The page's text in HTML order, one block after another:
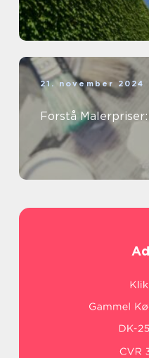
21. november 2024
Forstå